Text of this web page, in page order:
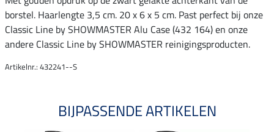
borstel. Haarlengte 3,5 cm. 20 x 6 x 5 cm. Past perfect bij onze
Classic Line by SHOWMASTER Alu Case (432 164) en onze
andere Classic Line by SHOWMASTER reinigingsproducten.
Artikelnr.: 432241--S
BIJPASSENDE ARTIKELEN